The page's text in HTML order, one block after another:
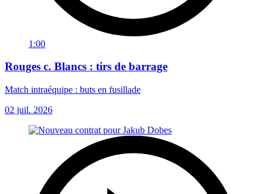
1:00
Rouges c. Blancs : tirs de barrage
Match intraéquipe : buts en fusillade
02 juil. 2026